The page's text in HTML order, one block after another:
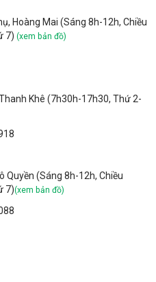
Hoàng Mai (Sáng 8h-12h, Chiều
7) (xem bản đồ)
Khê (7h30h-17h30, Thứ 2-
Quyền (Sáng 8h-12h, Chiều
7)(xem bản đồ)